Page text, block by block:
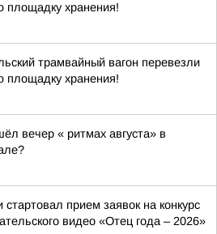
площадку хранения!
трамвайный вагон перевезли
площадку хранения!
вечер « ритмах августа» в
стартовал прием заявок на конкурс
видео «Отец года – 2026»